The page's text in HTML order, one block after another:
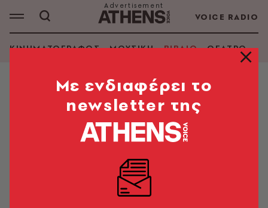
VOICE RADIO
ΚΙΝΗΜΑΤΟΓΡΑΦΟΣ ΜΟΥΣΙΚΗ ΒΙΒΛΙΟ ΘΕΑΤΡΟ -
AHMET HAMDI TANPINAR
ΑΝΑΖΗΤΗΣΗ ΒΙΒΛΙΟΥ
Mε ενδιαφέρει το
newsletter της